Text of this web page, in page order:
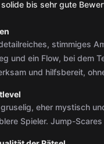
bis sehr gute
stimmiges
und ein Flow, bei dem
und hilfsbereit,
eher mystisch
Spieler. Jump-